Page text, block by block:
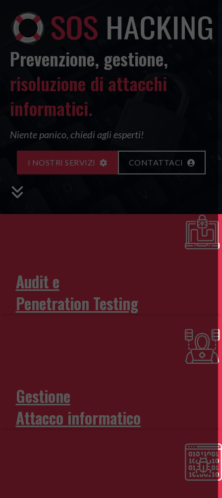
contenuto
Prevenzione, gestione,
risoluzione di attacchi
informatici.
Niente panico, chiedi agli esperti!
I NOSTRI SERVIZI CONTATTACI
Audit e
Penetration Testing
Gestione
Attacco informatico